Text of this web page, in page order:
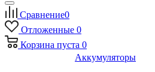
Сравнение0
Отложенные 0
Корзина пуста 0
Аккумуляторы